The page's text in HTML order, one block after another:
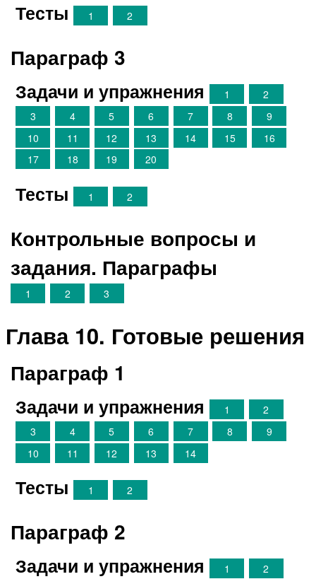
Тесты 1 2
Параграф 3
Задачи и упражнения 1
2
3
4 5 6 7 8
9
10
11 12 13 14 15
16
17
18 19 20
Тесты 1 2
Контрольные вопросы и
задания. Параграфы
1 2 3
Глава 10. Готовые решения
Параграф 1
Задачи и упражнения 1
2
3
4 5 6 7 8
9
10
11 12 13 14
Тесты 1 2
Параграф 2
Задачи и упражнения 1
2